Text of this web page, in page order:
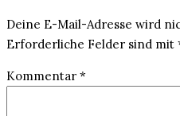
Deine E-Mail-Adresse wird
Erforderliche Felder sind mit
Kommentar *